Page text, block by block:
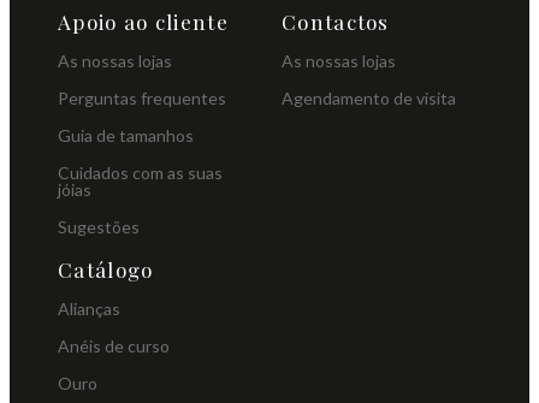
Apoio ao cliente
As nossas lojas
Perguntas frequentes
Guia de tamanhos
Cuidados com as suas
jóias
Sugestões
Contactos
As nossas lojas
Agendamento de visita
Catálogo
Alianças
Anéis de curso
Ouro